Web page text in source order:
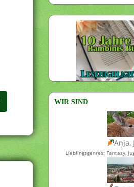
WIR SIND
Anja,
Lieblingsgenres: Fantasy,